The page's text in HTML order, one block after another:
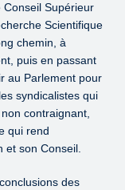
Conseil Supérieur
Scientifique
chemin, à
puis en passant
au Parlement pour
syndicalistes qui
contraignant,
qui rend
et son Conseil.
des